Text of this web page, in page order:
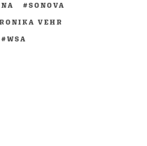
SONOVA
VEHR
WSA